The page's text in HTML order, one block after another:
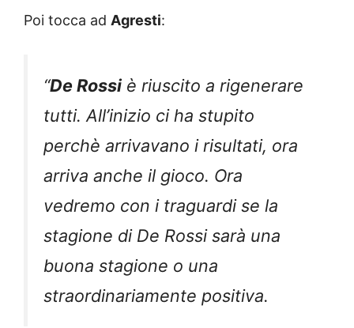
Poi tocca ad Agresti:
“De Rossiè riuscito a rigenerare
tutti. All’inizio ci ha stupito
perchè arrivavano i risultati, ora
arriva anche il gioco. Ora
vedremo con i traguardi se la
stagione di De Rossi sarà una
buona stagione o una
straordinariamente positiva.